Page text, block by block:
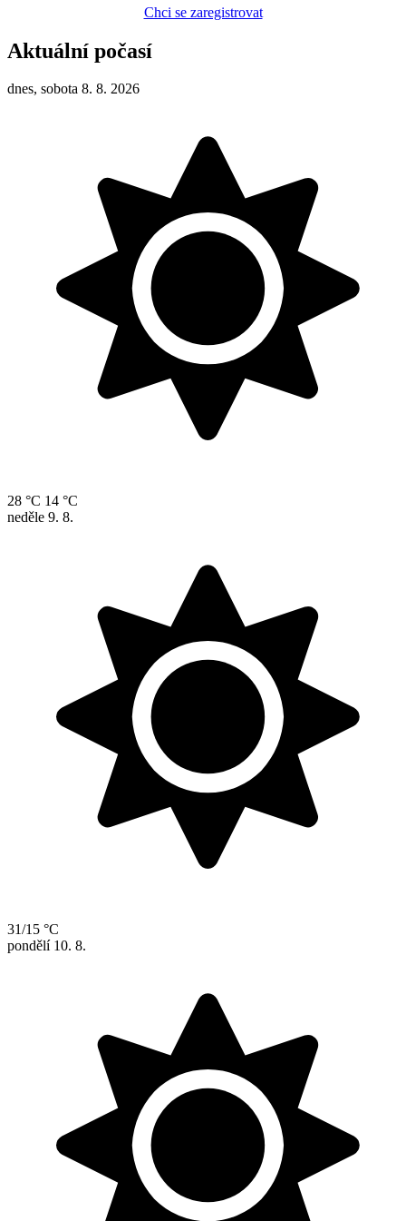
Chci se zaregistrovat
Aktuální počasí
dnes, sobota 8. 8. 2026
28 °C 14 °C
neděle 9. 8.
31/15 °C
pondělí 10. 8.